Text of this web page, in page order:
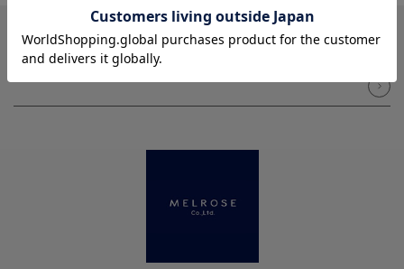
NEWSLETTER メルマガ登録